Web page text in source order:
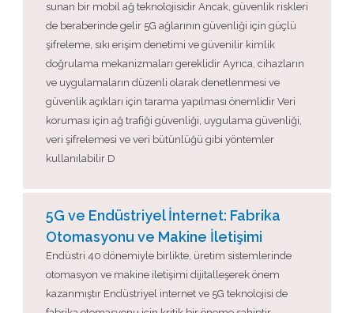
sunan bir mobil ağ teknolojisidir Ancak, güvenlik riskleri
de beraberinde gelir 5G ağlarının güvenliği için güçlü
şifreleme, sıkı erişim denetimi ve güvenilir kimlik
doğrulama mekanizmaları gereklidir Ayrıca, cihazların
ve uygulamaların düzenli olarak denetlenmesi ve
güvenlik açıkları için tarama yapılması önemlidir Veri
koruması için ağ trafiği güvenliği, uygulama güvenliği,
veri şifrelemesi ve veri bütünlüğü gibi yöntemler
kullanılabilir D
5G ve Endüstriyel İnternet: Fabrika
Otomasyonu ve Makine İletişimi
Endüstri 40 dönemiyle birlikte, üretim sistemlerinde
otomasyon ve makine iletişimi dijitalleşerek önem
kazanmıştır Endüstriyel internet ve 5G teknolojisi de